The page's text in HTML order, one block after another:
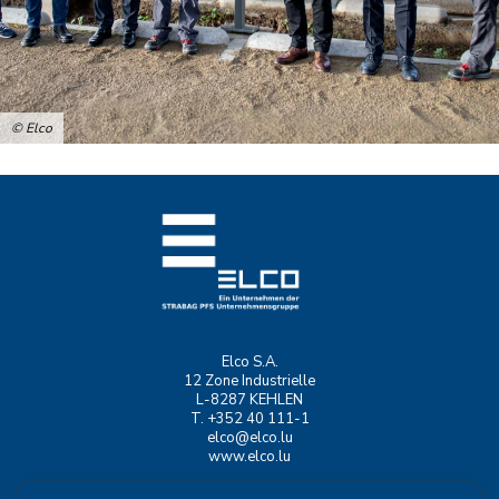
© Elco
Elco S.A.
12 Zone Industrielle
L-8287 KEHLEN
T. +352 40 111-1
elco@elco.lu
www.elco.lu